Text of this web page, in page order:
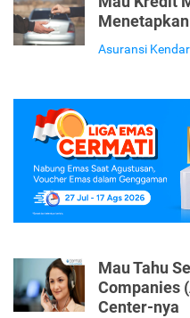
Asuransi
Mau Tahu
Companies
Center-nya